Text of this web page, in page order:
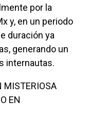
por la
y, en un periodo
duración ya
generando un
internautas.
MISTERIOSA
EN